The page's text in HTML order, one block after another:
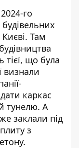
го
Там
тієї, що була
визнали
каркас
тунелю. А
заклали під
з